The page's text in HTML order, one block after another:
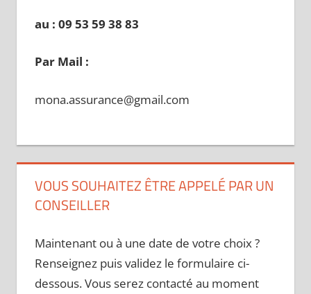
au : 09 53 59 38 83
Par Mail :
mona.assurance@gmail.com
VOUS SOUHAITEZ ÊTRE APPELÉ PAR UN
CONSEILLER
Maintenant ou à une date de votre choix ?
Renseignez puis validez le formulaire ci-
dessous. Vous serez contacté au moment